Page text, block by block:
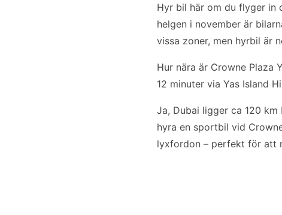
Hyr bil här om du flyger in
helgen i november är
vissa zoner, men hyrbil är
Hur nära är Crowne Plaza
12 minuter via Yas Island
Ja, Dubai ligger ca 120
hyra en sportbil vid
lyxfordon – perfekt för att